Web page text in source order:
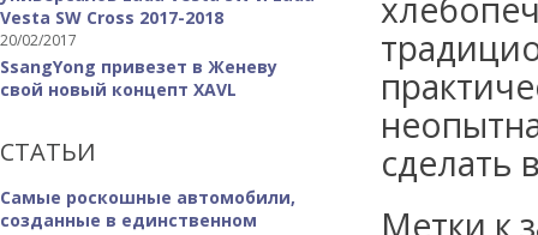
Vesta SW Cross 2017-2018
20/02/2017
SsangYong привезет в Женеву
свой новый концепт XAVL
СТАТЬИ
Самые роскошные автомобили,
созданные в единственном
сделать
Метки к